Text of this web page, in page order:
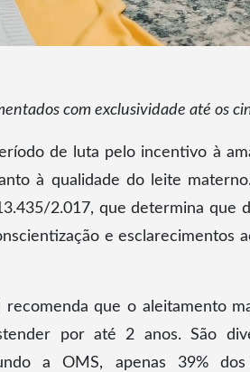
com exclusividade até os
de luta pelo incentivo à
à qualidade do leite
2.017, que determina que
e esclarecimentos
recomenda que o aleitamento
por até 2 anos. São
a OMS, apenas 39%